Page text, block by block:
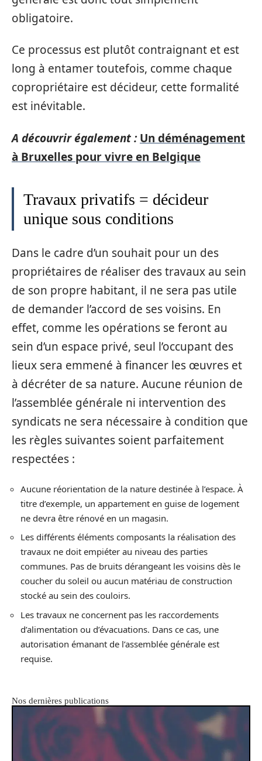
obligatoire.
Ce processus est plutôt contraignant et est
long à entamer toutefois, comme chaque
copropriétaire est décideur, cette formalité
est inévitable.
A découvrir également : Un déménagement
à Bruxelles pour vivre en Belgique
Travaux privatifs = décideur
unique sous conditions
Dans le cadre d’un souhait pour un des
propriétaires de réaliser des travaux au sein
de son propre habitant, il ne sera pas utile
de demander l’accord de ses voisins. En
effet, comme les opérations se feront au
sein d’un espace privé, seul l’occupant des
lieux sera emmené à financer les œuvres et
à décréter de sa nature. Aucune réunion de
l’assemblée générale ni intervention des
syndicats ne sera nécessaire à condition que
les règles suivantes soient parfaitement
respectées :
Aucune réorientation de la nature destinée à l’espace. À
titre d’exemple, un appartement en guise de logement
ne devra être rénové en un magasin.
Les différents éléments composants la réalisation des
travaux ne doit empiéter au niveau des parties
communes. Pas de bruits dérangeant les voisins dès le
coucher du soleil ou aucun matériau de construction
stocké au sein des couloirs.
Les travaux ne concernent pas les raccordements
d’alimentation ou d’évacuations. Dans ce cas, une
autorisation émanant de l’assemblée générale est
requise.
Nos dernières publications